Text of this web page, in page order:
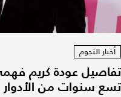
أخبار النجوم
تفاصيل عودة كريم
تسع سنوات من الأدوار